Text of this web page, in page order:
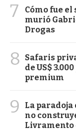
7
Cómo fue
murió
Drogas
8
Safaris
de US$
premium
9
La
no
Livramento